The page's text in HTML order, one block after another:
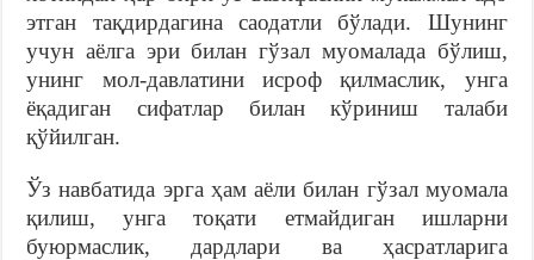
этган тақдирдагина саодатли бўлади. Шунинг
учун аёлга эри билан гўзал муомалада бўлиш,
унинг мол-давлатини исроф қилмаслик, унга
ёқадиган сифатлар билан кўриниш талаби
қўйилган.
Ўз навбатида эрга ҳам аёли билан гўзал муомала
қилиш, унга тоқати етмайдиган ишларни
буюрмаслик, дардлари ва ҳасратларига